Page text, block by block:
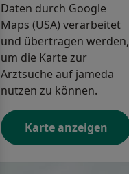
Di,
11 Aug
Mi,
12 Aug
Daten durch Google
Maps (USA) verarbeitet
und übertragen werden,
um die Karte zur
Arztsuche auf jameda
nutzen zu können.
Karte anzeigen